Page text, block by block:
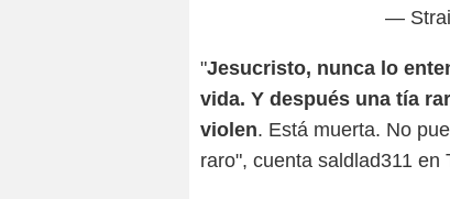
—
"Jesucristo, nunca lo
vida. Y después una tía
violen. Está muerta. No
raro", cuenta saldlad311 en